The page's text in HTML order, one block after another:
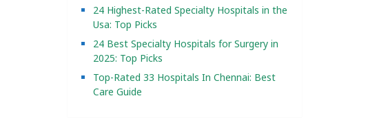
24 Highest-Rated Specialty Hospitals in the
Usa: Top Picks
24 Best Specialty Hospitals for Surgery in
2025: Top Picks
Top-Rated 33 Hospitals In Chennai: Best
Care Guide